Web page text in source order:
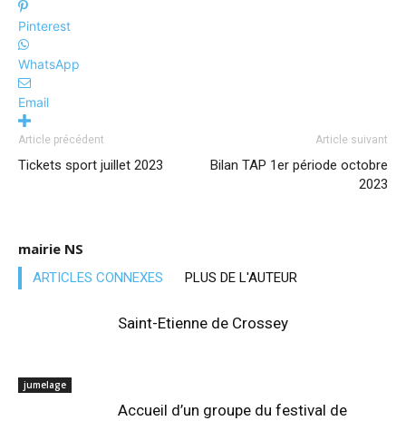
Pinterest
WhatsApp
Email
Article précédent
Tickets sport juillet 2023
Article suivant
Bilan TAP 1er période octobre
2023
mairie NS
ARTICLES CONNEXES PLUS DE L'AUTEUR
jumelage
Saint-Etienne de Crossey
Accueil d’un groupe du festival de